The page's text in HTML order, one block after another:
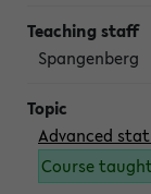
Spangenberg
Advanced
Course